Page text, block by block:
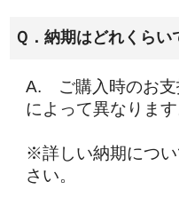
Ｑ．納期はどれくらい
A. ご購入時のお支
によって異なります
※詳しい納期につ
さい。